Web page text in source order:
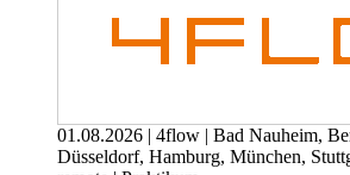
01.08.2026 | 4flow | Bad Nauheim,
Düsseldorf, Hamburg, München,